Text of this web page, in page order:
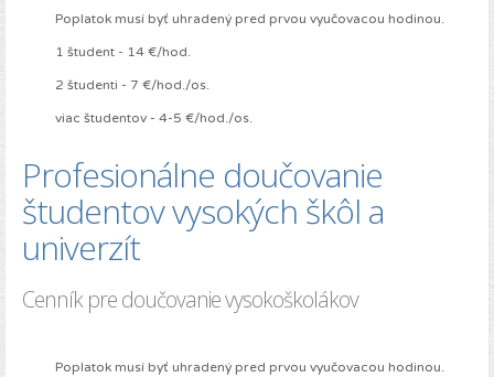
Poplatok musí byť uhradený pred prvou vyučovacou hodinou.
1 študent - 14 €/hod.
2 študenti - 7 €/hod./os.
viac študentov - 4-5 €/hod./os.
Profesionálne doučovanie
študentov vysokých škôl a
univerzít
Cenník pre doučovanie vysokoškolákov
Poplatok musí byť uhradený pred prvou vyučovacou hodinou.